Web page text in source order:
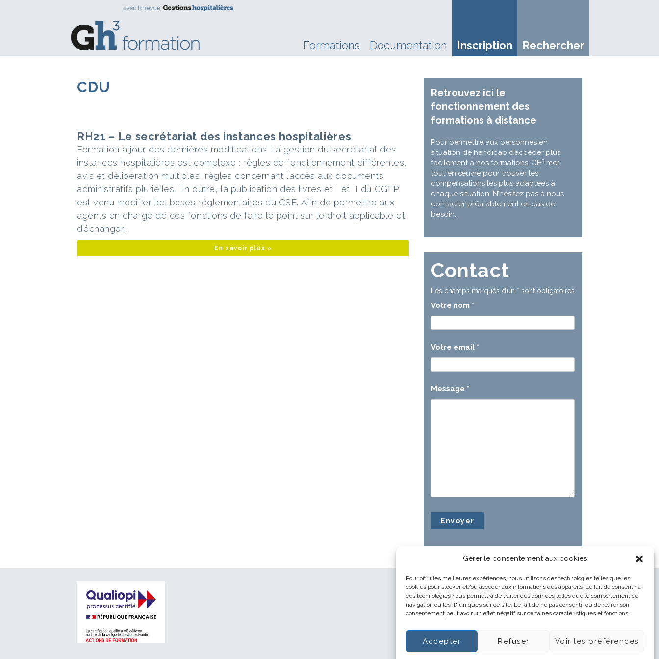
Gérer le consentement aux cookies
Pour offrir les meilleures expériences, nous utilisons des technologies telles que les
cookies pour stocker et/ou accéder aux informations des appareils. Le fait de consentir à
ces technologies nous permettra de traiter des données telles que le comportement de
navigation ou les ID uniques sur ce site. Le fait de ne pas consentir ou de retirer son
consentement peut avoir un effet négatif sur certaines caractéristiques et fonctions.
Accepter Refuser Voir les préférences
Formations Documentation Inscription Rechercher
CDU
RH21 – Le secrétariat des instances hospitalières
Formation à jour des dernières modifications La gestion du secrétariat des
instances hospitalières est complexe : règles de fonctionnement différentes,
avis et délibération multiples, règles concernant l’accès aux documents
administratifs plurielles. En outre, la publication des livres et I et II du CGFP
est venu modifier les bases réglementaires du CSE. Afin de permettre aux
agents en charge de ces fonctions de faire le point sur le droit applicable et
d’échanger…
En savoir plus »
Retrouvez ici le
fonctionnement des
formations à distance
Pour permettre aux personnes en
situation de handicap d’accéder plus
facilement à nos formations, GH3met
tout en œuvre pour trouver les
compensations les plus adaptées à
chaque situation. N’hésitez pas à nous
contacter préalablement en cas de
besoin.
Contact
Les champs marqués d’un * sont obligatoires
Votre nom *
Votre email *
Message *